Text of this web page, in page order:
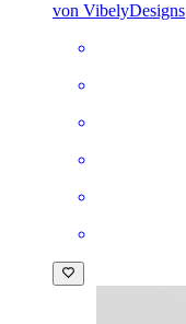
von VibelyDesigns